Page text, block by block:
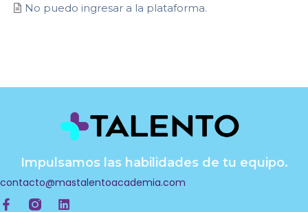
No puedo ingresar a la plataforma.
Impulsamos las habilidades de tu equipo.
contacto@mastalentoacademia.com
F
L